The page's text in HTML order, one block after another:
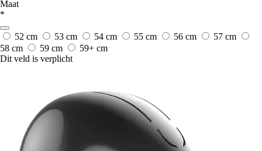
Maat
*
52 cm 53 cm 54 cm 55 cm 56 cm
57 cm
58 cm
59 cm
59+ cm
Dit veld is verplicht